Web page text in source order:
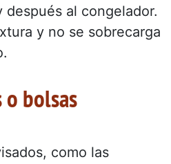
después al congelador.
y no se sobrecarga
o bolsas
como las